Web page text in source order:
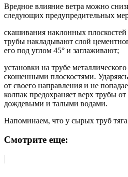
Вредное влияние ветра можно
следующих предупредительных
скашивания наклонных
трубы накладывают слой
его под углом 45° и заглаживают;
установки на трубе
скошенными плоскостями.
от своего направления и не
колпак предохраняет верх трубы
дождевыми и талыми водами.
Напоминаем, что у сырых труб тяга
Смотрите еще: